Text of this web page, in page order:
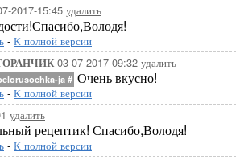
2017-15:45 удалить
- К полной версии
03-07-2017-09:32 удалить
ja # Очень вкусно!
- К полной версии
удалить
рецептик! Спасибо,Володя!
- К полной версии